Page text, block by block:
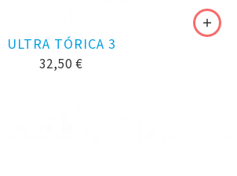
ULTRA TÓRICA 3
32,50 €